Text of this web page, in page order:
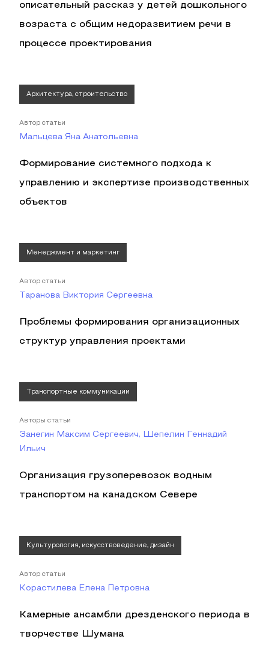
описательный рассказ у детей дошкольного
возраста с общим недоразвитием речи в
процессе проектирования
Архитектура, строительство
Автор статьи
Мальцева Яна Анатольевна
Формирование системного подхода к
управлению и экспертизе производственных
объектов
Менеджмент и маркетинг
Автор статьи
Таранова Виктория Сергеевна
Проблемы формирования организационных
структур управления проектами
Транспортные коммуникации
Авторы статьи
Занегин Максим Сергеевич, Шепелин Геннадий
Ильич
Организация грузоперевозок водным
транспортом на канадском Севере
Культурология, искусствоведение, дизайн
Автор статьи
Корастилева Елена Петровна
Камерные ансамбли дрезденского периода в
творчестве Шумана